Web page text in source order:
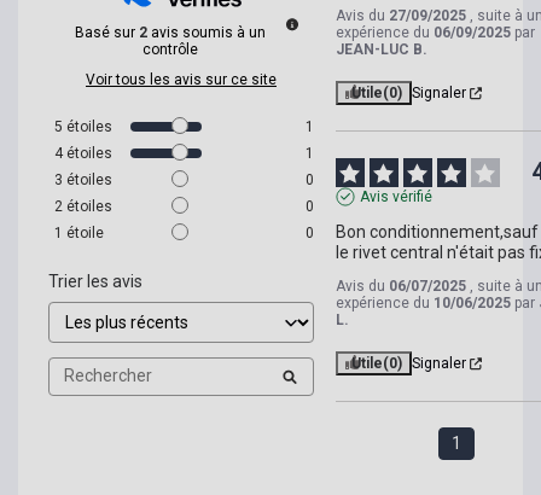
Basé sur 2 avis soumis à un
contrôle
Voir tous les avis sur ce site
5 étoiles
1
4 étoiles
1
3 étoiles
0
2 étoiles
0
1 étoile 0
Trier les avis
Avis du 27/09/2025 , suite à
expérience du 06/09/2025 par
JEAN-LUC B.
Utile(0) Signaler
Avis vérifié
Bon conditionnement,sauf
le rivet central n'était pas
Avis du 06/07/2025 , suite à
expérience du 10/06/2025 par
L.
Utile(0) Signaler
1